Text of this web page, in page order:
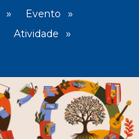
Evento
Atividade